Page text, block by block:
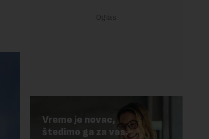
Vreme je novac,
štedimo ga za vas.